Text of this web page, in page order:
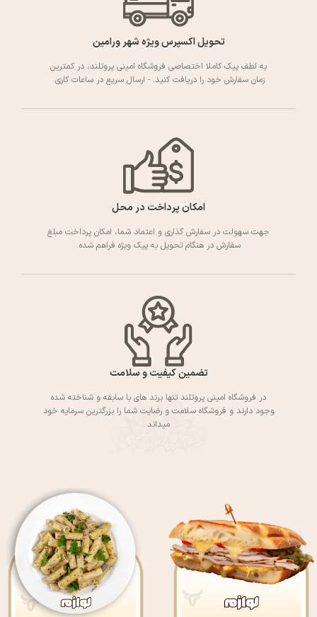
تحویل اکسپرس ویژه شهر ورامین
به لطف پیک کاملا اختصاصی فروشگاه امینی پروتلند، در کمترین
زمان سفارش خود را دریافت کنید. - ارسال سریع در ساعات کاری.
امکان پرداخت در محل
جهت سهولت در سفارش گذاری و اعتماد شما، امکان پرداخت مبلغ
سفارش در هنگام تحویل به پیک ویژه فراهم شده.
تضمین کیفیت و سلامت
در فروشگاه امینی پروتلند تنها برند های با سابقه و شناخته شده
وجود دارند و فروشگاه سلامت و رضایت شما را بزرگترین سرمایه خود
میداند